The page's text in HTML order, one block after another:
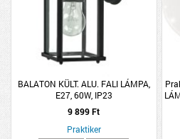
BALATON KÜLT. ALU. FALI LÁMPA,
E27, 60W, IP23
9 899 Ft
Praktiker